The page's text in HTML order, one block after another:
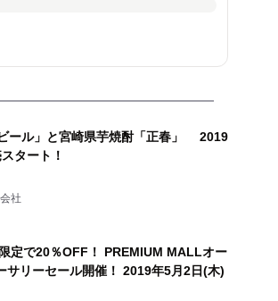
ール」と宮崎県芋焼酎「正春」 2019
タート！
社
定で20％OFF！ PREMIUM MALLオー
サリーセール開催！ 2019年5月2日(木)